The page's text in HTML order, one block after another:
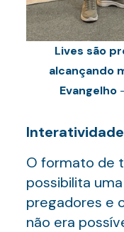
Lives são
alcançando
Evangelho
Interatividade
O formato de
possibilita
pregadores e
não era